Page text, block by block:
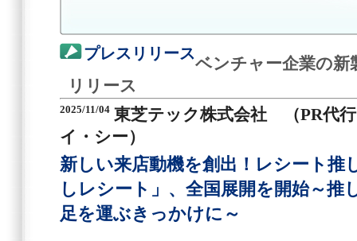
プレスリリース
ベンチャー企業の新
リリース
2025/11/04 東芝テック株式会社 （PR代
イ・シー）
新しい来店動機を創出！レシート推
しレシート」、全国展開を開始～推
足を運ぶきっかけに～